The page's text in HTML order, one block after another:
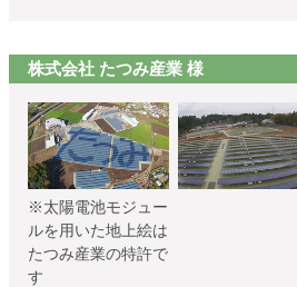
株式会社 たつみ産業 様
※太陽電池モジュー
ルを用いた地上絵は
たつみ産業の特許で
す